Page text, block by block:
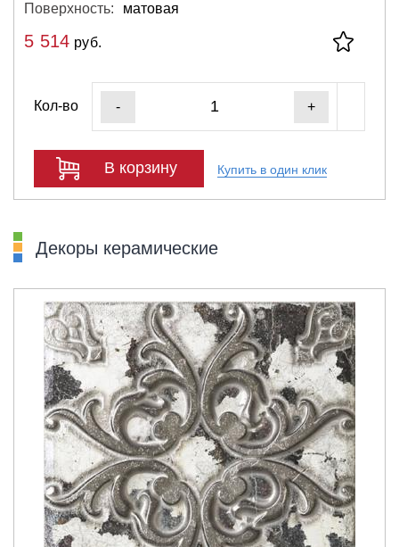
Поверхность: матовая
5 514 руб.
Кол-во - +
В корзину Купить в один клик
Декоры керамические